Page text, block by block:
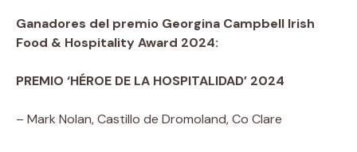
Ganadores del premio Georgina Campbell Irish
Food & Hospitality Award 2024:
PREMIO ‘HÉROE DE LA HOSPITALIDAD’ 2024
– Mark Nolan, Castillo de Dromoland, Co Clare